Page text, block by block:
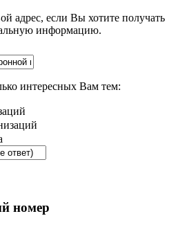
адрес, если Вы хотите получать
информацию.
интересных Вам тем:
номер